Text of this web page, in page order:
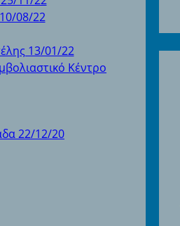
08/22
13/01/22
Κέντρο
22/12/20